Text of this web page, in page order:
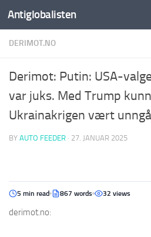
Antiglobalisten
DERIMOT.NO
Derimot: Putin: USA-
var juks. Med Trump
Ukrainakrigen vært
BY AUTO FEEDER · 27. JANUAR 2025
5 min read 867 words 32 views
derimot.no: